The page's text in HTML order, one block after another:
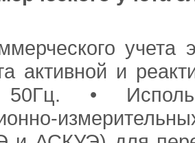
активной и
50Гц. •